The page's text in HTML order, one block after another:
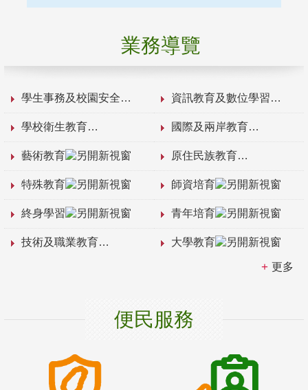
業務導覽
學生事務及校園安全 資訊教育及數位學習
學校衛生教育 國際及兩岸教育
藝術教育 原住民族教育
特殊教育 師資培育
終身學習 青年培育
技術及職業教育 大學教育
更多
便民服務